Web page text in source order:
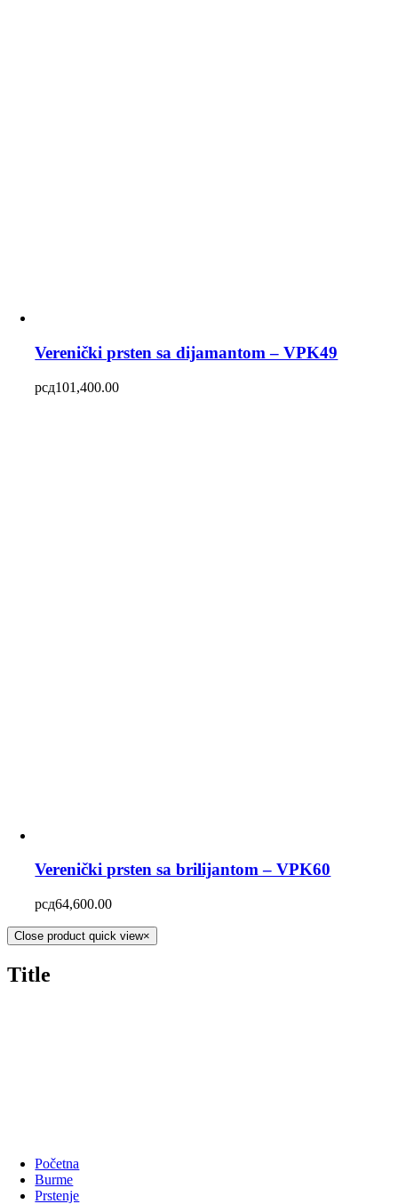
Verenički prsten sa dijamantom – VPK49
рсд101,400.00
Verenički prsten sa brilijantom – VPK60
рсд64,600.00
Close product quick view×
Title
Početna
Burme
Prstenje